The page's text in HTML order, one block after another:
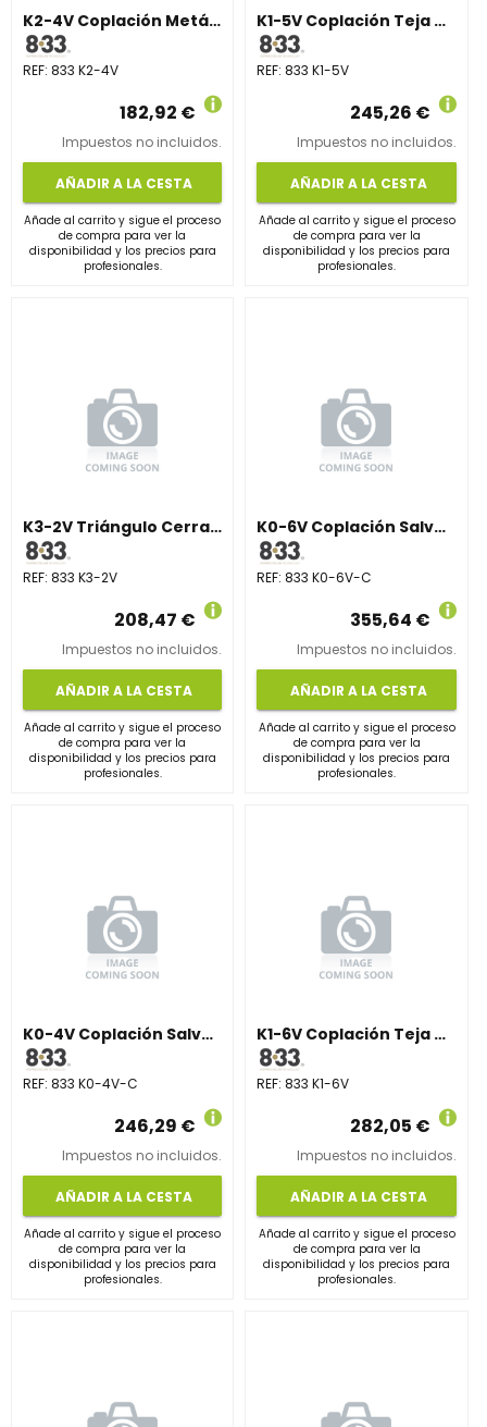
K2-4V Coplación Metálica Vertical
REF: 833 K2-4V
182,92 €
Impuestos no incluidos.
AÑADIR A LA CESTA
Añade al carrito y sigue el proceso
de compra para ver la
disponibilidad y los precios para
profesionales.
K1-5V Coplación Teja Vertical
REF:833 K1-5V
245,26 €
Impuestos no incluidos.
AÑADIR A LA CESTA
Añade al carrito y sigue el proceso
de compra para ver la
disponibilidad y los precios para
profesionales.
K3-2V Triángulo Cerrado Vertical Regulable 15–30°
REF: 833 K3-2V
208,47 €
Impuestos no incluidos.
AÑADIR A LA CESTA
Añade al carrito y sigue el proceso
de compra para ver la
disponibilidad y los precios para
profesionales.
K0-6V Coplación Salvateja Cerámica Vertical
REF:833 K0-6V-C
355,64 €
Impuestos no incluidos.
AÑADIR A LA CESTA
Añade al carrito y sigue el proceso
de compra para ver la
disponibilidad y los precios para
profesionales.
K0-4V Coplación Salvateja Cerámica, Vertical
REF: 833 K0-4V-C
246,29 €
Impuestos no incluidos.
AÑADIR A LA CESTA
Añade al carrito y sigue el proceso
de compra para ver la
disponibilidad y los precios para
profesionales.
K1-6V Coplación Teja Vertical
REF:833 K1-6V
282,05 €
Impuestos no incluidos.
AÑADIR A LA CESTA
Añade al carrito y sigue el proceso
de compra para ver la
disponibilidad y los precios para
profesionales.